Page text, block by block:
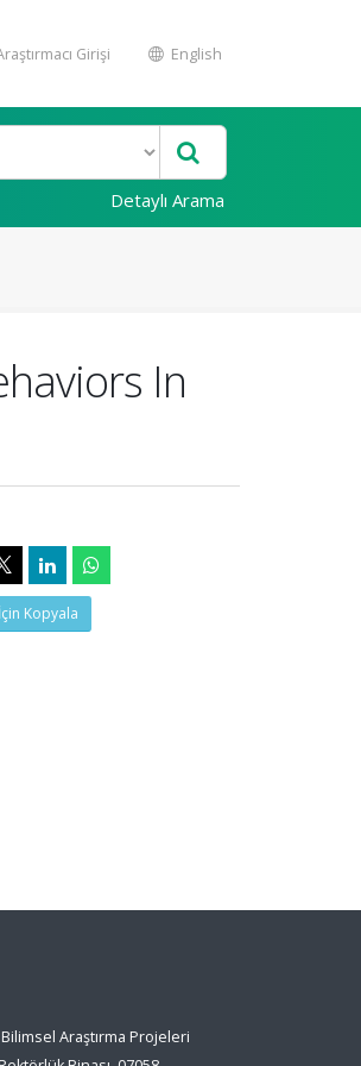
Girişi English
Detaylı Arama
In
Kopyala
Araştırma Projeleri